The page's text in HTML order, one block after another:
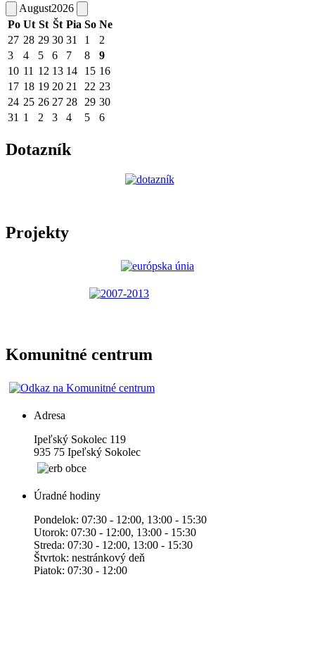
August2026
Po Ut St Št Pia So Ne
27 28 29 30 31 1
2
3
4 5 6 7 8
9
10 11 12 13 14 15 16
17 18 19 20 21 22 23
24 25 26 27 28 29 30
31 1 2 3 4 5 6
Dotazník
Projekty
Komunitné centrum
Adresa
Ipeľský Sokolec 119
935 75 Ipeľský Sokolec
Úradné hodiny
Pondelok: 07:30 - 12:00, 13:00 - 15:30
Utorok: 07:30 - 12:00, 13:00 - 15:30
Streda: 07:30 - 12:00, 13:00 - 15:30
Štvrtok: nestránkový deň
Piatok: 07:30 - 12:00